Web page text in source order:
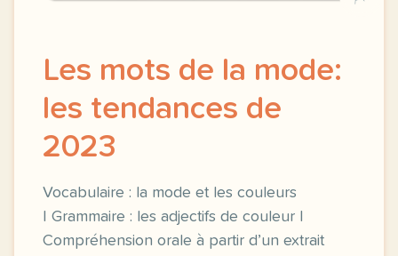
Les mots de la mode:
les tendances de
2023
Vocabulaire : la mode et les couleurs
| Grammaire : les adjectifs de couleur |
Compréhension orale à partir d’un extrait